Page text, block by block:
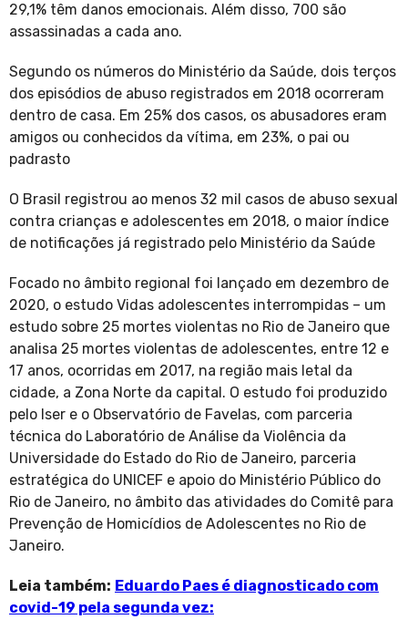
29,1% têm danos emocionais. Além disso, 700 são
assassinadas a cada ano.
Segundo os números do Ministério da Saúde, dois terços
dos episódios de abuso registrados em 2018 ocorreram
dentro de casa. Em 25% dos casos, os abusadores eram
amigos ou conhecidos da vítima, em 23%, o pai ou
padrasto
O Brasil registrou ao menos 32 mil casos de abuso sexual
contra crianças e adolescentes em 2018, o maior índice
de notificações já registrado pelo Ministério da Saúde
Focado no âmbito regional foi lançado em dezembro de
2020, o estudo Vidas adolescentes interrompidas – um
estudo sobre 25 mortes violentas no Rio de Janeiro que
analisa 25 mortes violentas de adolescentes, entre 12 e
17 anos, ocorridas em 2017, na região mais letal da
cidade, a Zona Norte da capital. O estudo foi produzido
pelo Iser e o Observatório de Favelas, com parceria
técnica do Laboratório de Análise da Violência da
Universidade do Estado do Rio de Janeiro, parceria
estratégica do UNICEF e apoio do Ministério Público do
Rio de Janeiro, no âmbito das atividades do Comitê para
Prevenção de Homicídios de Adolescentes no Rio de
Janeiro.
Leia também: Eduardo Paes é diagnosticado com
covid-19 pela segunda vez: